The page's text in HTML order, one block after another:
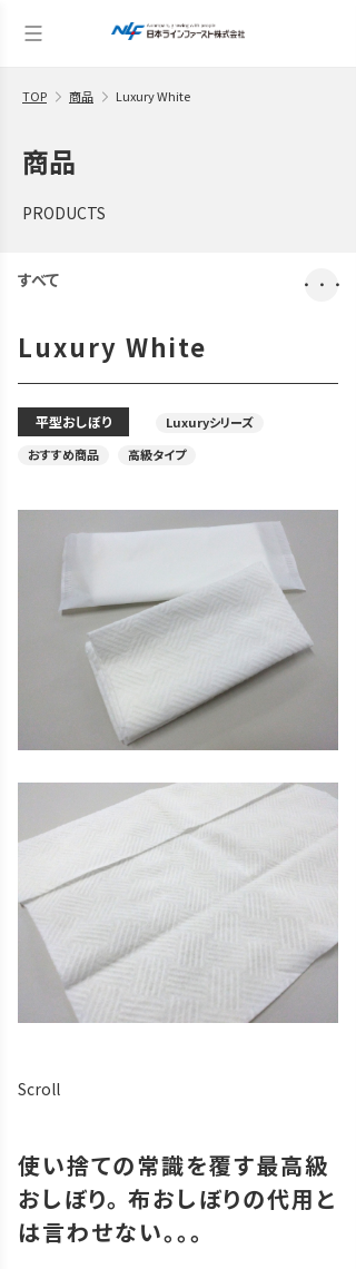
TOP 商品 Luxury White
商品
PRODUCTS
すべて ・・・
Luxury White
平型おしぼり
Luxuryシリーズ
おすすめ商品
高級タイプ
Scroll
使い捨ての常識を覆す最高級
おしぼり。 布おしぼりの代用と
は言わせない。。。